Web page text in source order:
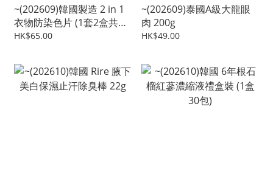
~(202609)韓國製造 2 in 1
衣物防染色片 (1套2盒共
200片)
HK$65.00
~(202609)泰國A級大龍眼
肉 200g
HK$49.00